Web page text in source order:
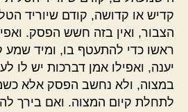
קדיש או קדושה, קודם שיוריד
הצבור, ואין בזה חשש הפסק.
ראשו כדי להתעטף בו, ומיד שמע
יענה, ואפילו אמן דברכות יש לו
במצוה, ולא נחשב הפסק אלא
לתחלת קיום המצוה. ואם בירך